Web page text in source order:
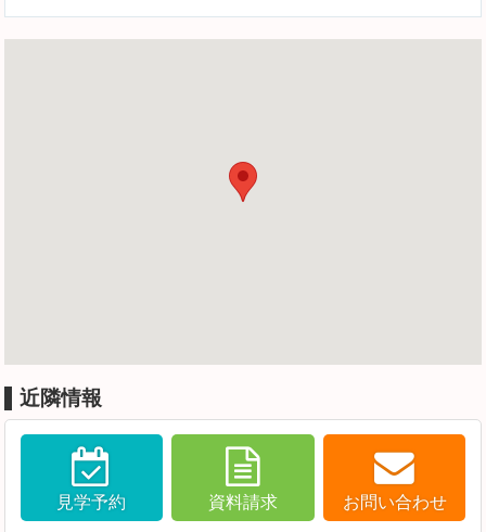
近隣情報
見学予約 資料請求 お問い合わせ